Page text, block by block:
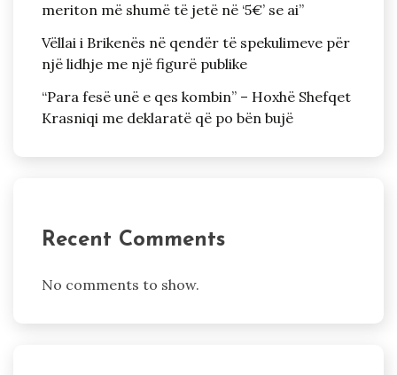
meriton më shumë të jetë në ‘5€’ se ai”
Vëllai i Brikenës në qendër të spekulimeve për
një lidhje me një figurë publike
“Para fesë unë e qes kombin” – Hoxhë Shefqet
Krasniqi me deklaratë që po bën bujë
Recent Comments
No comments to show.